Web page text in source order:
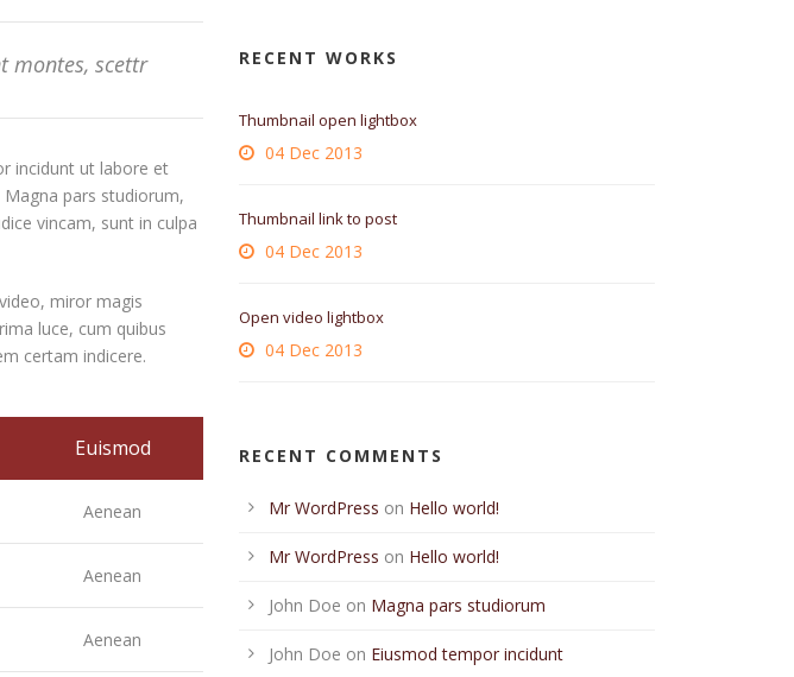
montes, scettr
incidunt ut labore et
pars studiorum,
vincam, sunt in culpa
miror magis
luce, cum quibus
certam indicere.
Euismod
Aenean
Aenean
Aenean
RECENT WORKS
Thumbnail open lightbox
04 Dec 2013
Thumbnail link to post
04 Dec 2013
Open video lightbox
04 Dec 2013
RECENT COMMENTS
Mr WordPress on Hello world!
Mr WordPress on Hello world!
John Doe on Magna pars studiorum
John Doe on Eiusmod tempor incidunt